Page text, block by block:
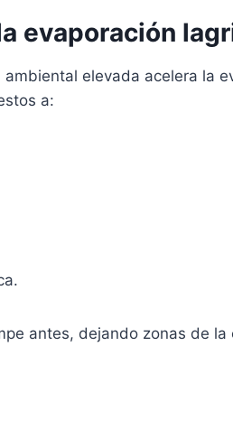
evaporación
elevada acelera la
a:
antes, dejando zonas de